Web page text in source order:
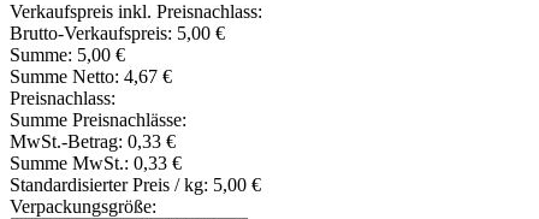
Verkaufspreis inkl. Preisnachlass:
Brutto-Verkaufspreis: 5,00 €
Summe: 5,00 €
Summe Netto: 4,67 €
Preisnachlass:
Summe Preisnachlässe:
MwSt.-Betrag: 0,33 €
Summe MwSt.: 0,33 €
Standardisierter Preis / kg: 5,00 €
Verpackungsgröße: